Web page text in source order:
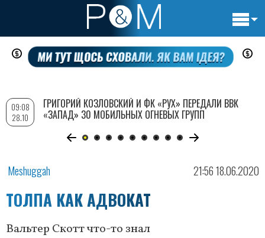
Перейти
содержанию
Meshuggah 21:56 18.06.2020
ТОЛПА КАК АДВОКАТ
Вальтер Скотт что-то знал
09:08
28.10
ГРИГОРИЙ КОЗЛОВСКИЙ И ФК «РУХ» ПЕРЕДАЛИ ВВК
«ЗАПАД» 30 МОБИЛЬНЫХ ОГНЕВЫХ ГРУПП